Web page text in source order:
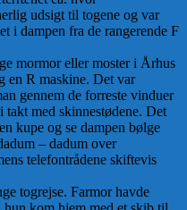
udsigt til togene og var
i dampen fra de rangerende F
mormor eller moster i Århus
en R maskine. Det var
gennem de forreste vinduer
med skinnestødene. Det
kupe og se dampen bølge
– dadum over
telefontrådene skiftevis
togrejse. Farmor havde